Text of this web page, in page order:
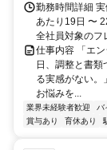
勤務時間詳細
あたり19日 〜
全社員対象のフ
仕事内容 「エ
日、調整と書
る実感がない。
お悩みを...
業界未経験者歓迎 バ
賞与あり
育休あり